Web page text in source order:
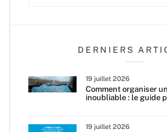
DERNIERS
19 juillet 2026
Comment organiser
inoubliable : le guide
19 juillet 2026